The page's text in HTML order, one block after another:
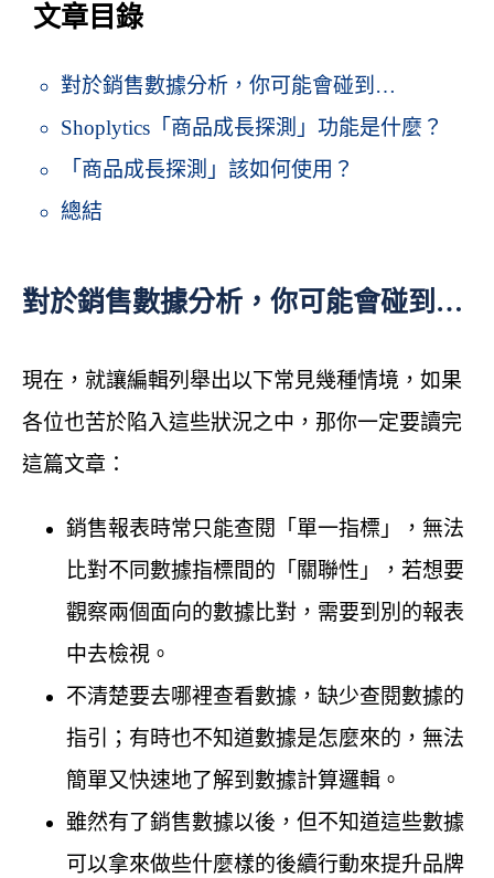
文章目錄
對於銷售數據分析，你可能會碰到…
Shoplytics「商品成長探測」功能是什麼？
「商品成長探測」該如何使用？
總結
對於銷售數據分析，你可能會碰到…
現在，就讓編輯列舉出以下常見幾種情境，如果
各位也苦於陷入這些狀況之中，那你一定要讀完
這篇文章：
銷售報表時常只能查閱「單一指標」，無法
比對不同數據指標間的「關聯性」，若想要
觀察兩個面向的數據比對，需要到別的報表
中去檢視。
不清楚要去哪裡查看數據，缺少查閱數據的
指引；有時也不知道數據是怎麼來的，無法
簡單又快速地了解到數據計算邏輯。
雖然有了銷售數據以後，但不知道這些數據
可以拿來做些什麼樣的後續行動來提升品牌